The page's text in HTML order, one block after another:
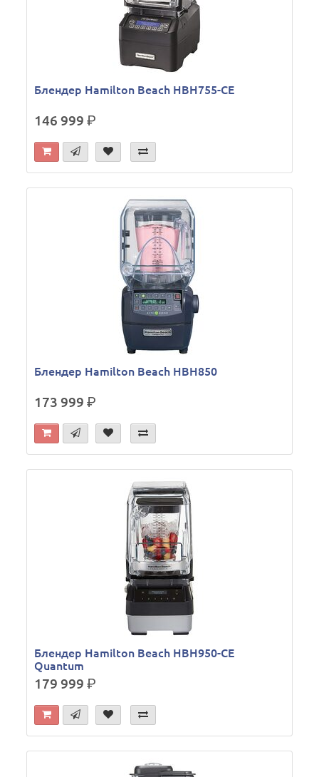
Блендер Hamilton Beach HBH755-CE
146 999р.
Блендер Hamilton Beach HBH850
173 999р.
Блендер Hamilton Beach HBH950-CE
Quantum
179 999р.